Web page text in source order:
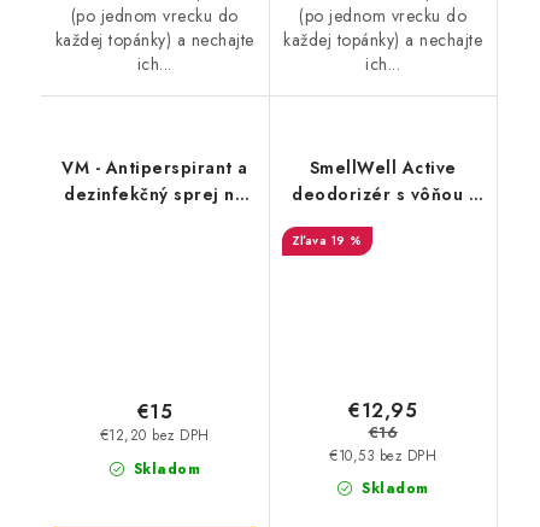
(po jednom vrecku do
každej topánky) a nechajte
ich...
(po jednom vrecku do
každej topánky) a nechajte
ich...
VM - Antiperspirant a
dezinfekčný sprej na
Skladom
€12,20 bez DPH
€15
SmellWell Active
deodorizér s vôňou -
Pink Zebra
19 %
Skladom
€10,53 bez DPH
€12,95
€16